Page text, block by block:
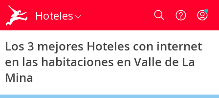
Hoteles Login
Los 3 mejores Hoteles con internet
en las habitaciones en Valle de La
Mina